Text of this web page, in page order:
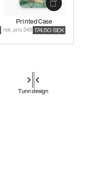
Printed Case
rek. pris 349 174.50 SEK
Tunn design